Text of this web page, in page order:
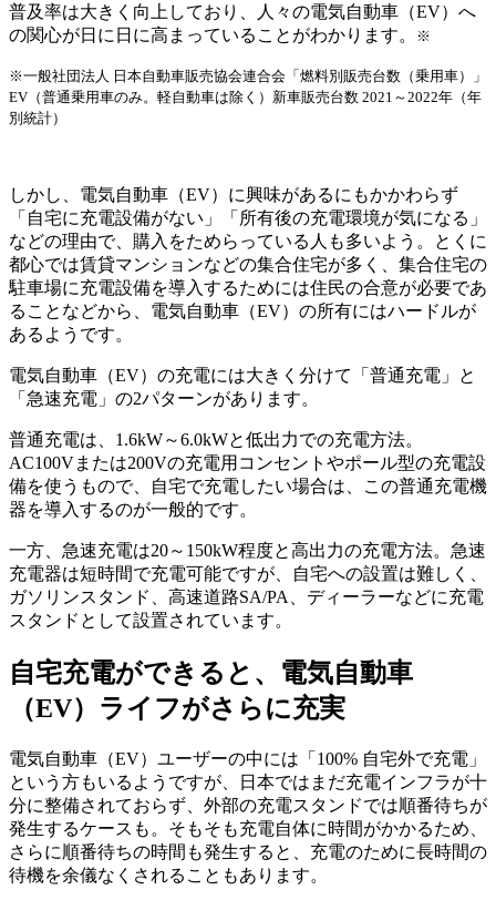
普及率は大きく向上しており、人々の電気自動車（EV）へ
の関心が日に日に高まっていることがわかります。
※
※一般社団法人 日本自動車販売協会連合会「燃料別販売台数（乗用車）」
EV（普通乗用車のみ。軽自動車は除く）新車販売台数 2021～2022年（年
別統計）
しかし、電気自動車（EV）に興味があるにもかかわらず
「自宅に充電設備がない」「所有後の充電環境が気になる」
などの理由で、購入をためらっている人も多いよう。とくに
都心では賃貸マンションなどの集合住宅が多く、集合住宅の
駐車場に充電設備を導入するためには住民の合意が必要であ
ることなどから、電気自動車（EV）の所有にはハードルが
あるようです。
電気自動車（EV）の充電には大きく分けて「普通充電」と
「急速充電」の2パターンがあります。
普通充電は、1.6kW～6.0kWと低出力での充電方法。
AC100Vまたは200Vの充電用コンセントやポール型の充電設
備を使うもので、自宅で充電したい場合は、この普通充電機
器を導入するのが一般的です。
一方、急速充電は20～150kW程度と高出力の充電方法。急速
充電器は短時間で充電可能ですが、自宅への設置は難しく、
ガソリンスタンド、高速道路SA/PA、ディーラーなどに充電
スタンドとして設置されています。
自宅充電ができると、電気自動車
（EV）ライフがさらに充実
電気自動車（EV）ユーザーの中には「100% 自宅外で充電」
という方もいるようですが、日本ではまだ充電インフラが十
分に整備されておらず、外部の充電スタンドでは順番待ちが
発生するケースも。そもそも充電自体に時間がかかるため、
さらに順番待ちの時間も発生すると、充電のために長時間の
待機を余儀なくされることもあります。